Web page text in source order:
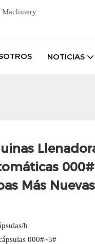
Machinery
NOTICIAS
Más Nuevas
h
000#~5#